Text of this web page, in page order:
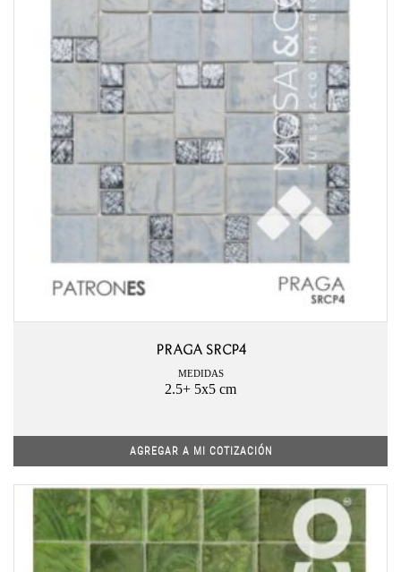
PRAGA SRCP4
MEDIDAS
2.5+ 5x5 cm
AGREGAR A MI COTIZACIÓN